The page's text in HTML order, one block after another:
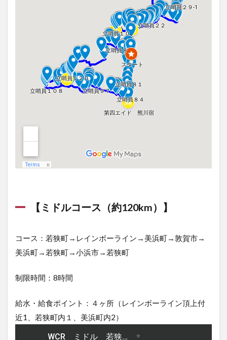
【ミドルコース（約120km）】
コース：若狭町→レインボーライン→美浜町→敦賀市→
美浜町→若狭町→小浜市→若狭町
制限時間：8時間
給水・給食ポイント：４ヶ所（レインボーライン頂上付
近1、若狭町内１、美浜町内2）